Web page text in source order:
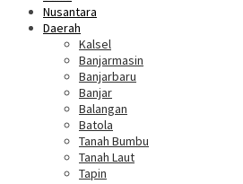
Nusantara
Daerah
Kalsel
Banjarmasin
Banjarbaru
Banjar
Balangan
Batola
Tanah Bumbu
Tanah Laut
Tapin